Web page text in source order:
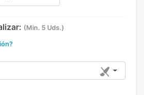
(Min. 5 Uds.)